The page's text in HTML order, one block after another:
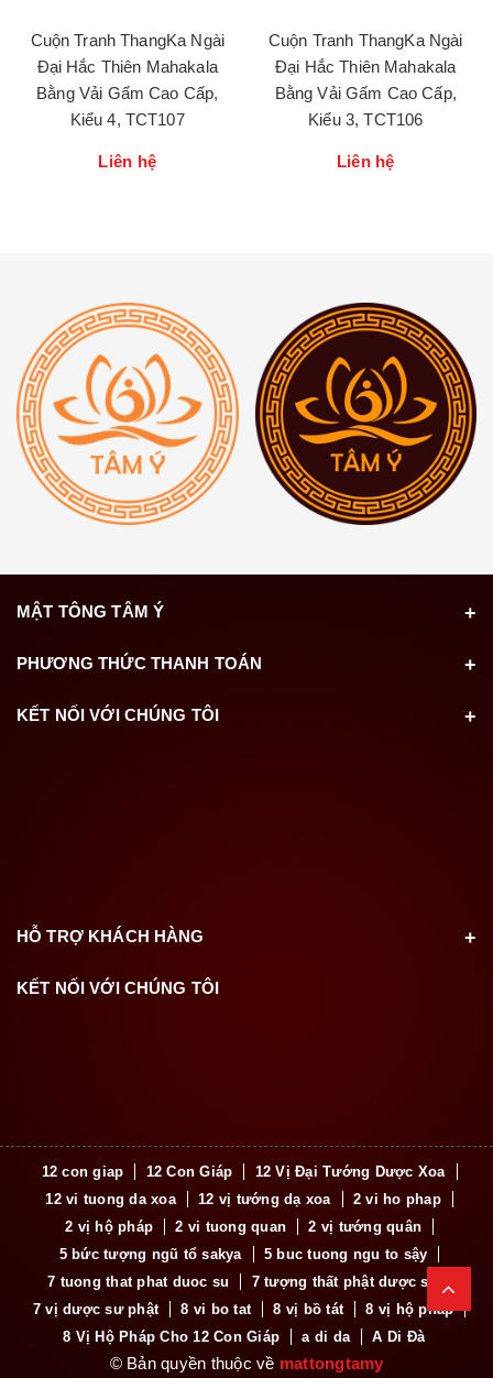
Cuộn Tranh ThangKa Ngài
Đại Hắc Thiên Mahakala
Bằng Vải Gấm Cao Cấp,
Kiểu 4, TCT107
Liên hệ
Cuộn Tranh ThangKa Ngài
Đại Hắc Thiên Mahakala
Bằng Vải Gấm Cao Cấp,
Kiểu 3, TCT106
Liên hệ
MẬT TÔNG TÂM Ý
PHƯƠNG THỨC THANH TOÁN
KẾT NỐI VỚI CHÚNG TÔI
HỖ TRỢ KHÁCH HÀNG
KẾT NỐI VỚI CHÚNG TÔI
12 con giap 12 Con Giáp
12 Vị Đại Tướng Dược Xoa
12 vi tuong da xoa
12 vị tướng dạ xoa
2 vi ho phap
2 vị hộ pháp
2 vi tuong quan
2 vị tướng quân
5 bức tượng ngũ tổ sakya
5 buc tuong ngu to sậy
7 tuong that phat duoc su
7 tượng thất phật dược sư
7 vị dược sư phật
8 vi bo tat 8 vị bồ tát
8 vị hộ pháp
8 Vị Hộ Pháp Cho 12 Con Giáp
a di da A Di Đà
© Bản quyền thuộc về mattongtamy